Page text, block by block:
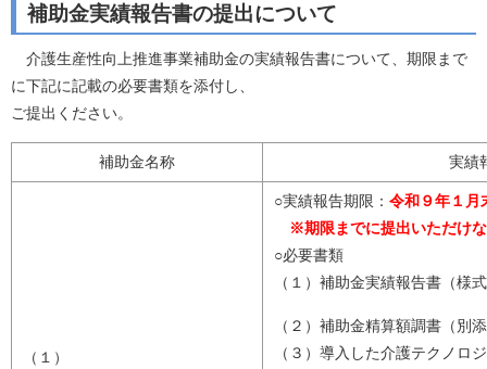
補助金実績報告書の提出について
介護生産性向上推進事業補助金の実績報告書について、期限まで
に下記に記載の必要書類を添付し、
ご提出ください。
補助金名称 実績
（１）
○実績報告期限： 令和９年１月
※期限までに提出いただけな
○必要書類
（１）補助金実績報告書（様
（２）補助金精算額調書（別
（３）導入した介護テクノロ